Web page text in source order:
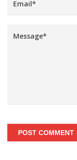
POST COMMENT